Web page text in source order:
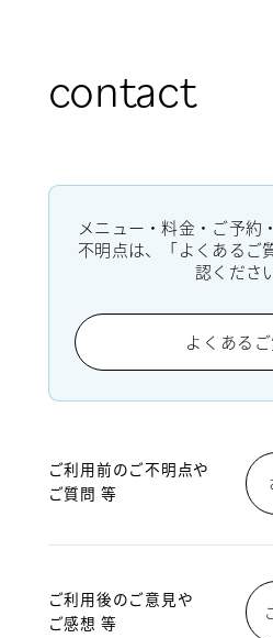
contact
メニュー・料金・ご予約
不明点は、「よくあるご
認くださ
よくある
ご利用前のご不明点や
ご質問 等
ご利用後のご意見や
ご感想 等